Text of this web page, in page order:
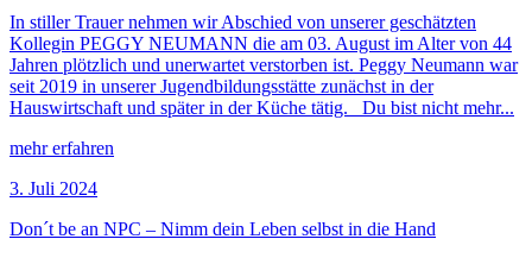
In stiller Trauer nehmen wir Abschied von unserer geschätzten
Kollegin PEGGY NEUMANN die am 03. August im Alter von 44
Jahren plötzlich und unerwartet verstorben ist. Peggy Neumann war
seit 2019 in unserer Jugendbildungsstätte zunächst in der
Hauswirtschaft und später in der Küche tätig. Du bist nicht mehr...
mehr erfahren
3. Juli 2024
Don´t be an NPC – Nimm dein Leben selbst in die Hand